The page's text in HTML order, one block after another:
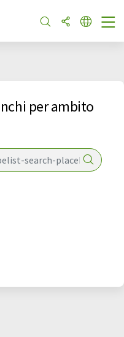
per ambito